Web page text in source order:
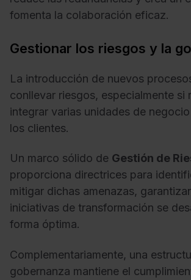
fomenta la colaboración eficaz.
Gestionar los riesgos y la
La introducción de nuevos
conllevar riesgos, especialmente si
integrar varias unidades de
los clientes.
Un marco sólido de Gestión de
proporciona directrices para
mitigar dichas amenazas,
iniciativas de transformación se
forma óptima.
Complementariamente, una
gobernanza mantiene el